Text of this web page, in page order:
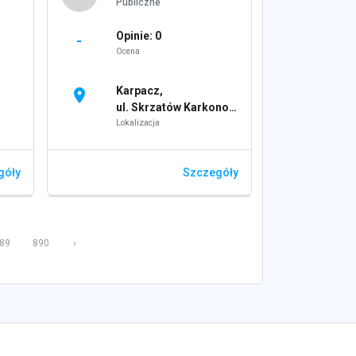
- Opinie: 0
Ocena
location_on
Karpacz,
ul. Skrzatów Karkonoskich 1
Lokalizacja
Szczegóły
890 ›